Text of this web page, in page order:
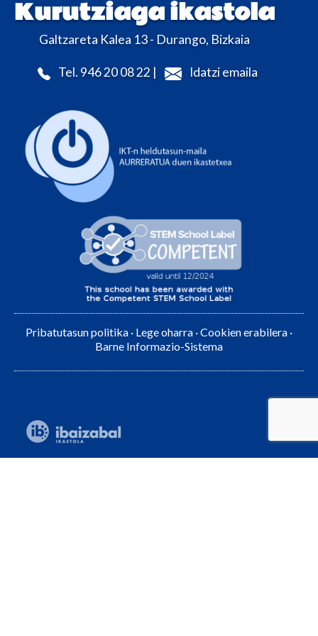
Kurutziaga ikastola
Galtzareta Kalea 13 - Durango, Bizkaia
Tel. 946 20 08 22 | Idatzi emaila
Pribatutasun politika · Lege oharra ·Cookien erabilera ·
Barne Informazio-Sistema